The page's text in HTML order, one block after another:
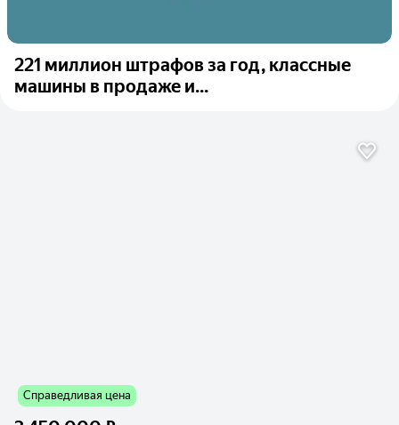
221 миллион штрафов за год, классные
машины в продаже и...
Справедливая цена